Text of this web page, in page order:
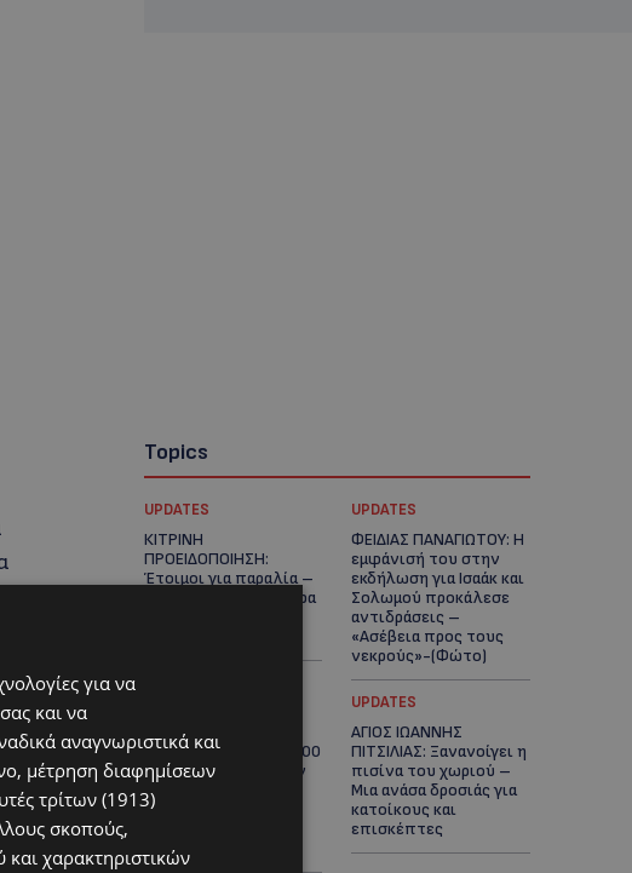
Topics
UPDATES
ΚΙΤΡΙΝΗ
ΠΡΟΕΙΔΟΠΟΙΗΣΗ:
Έτοιμοι για παραλία –
Στους 40°C και σήμερα
UPDATES
ΦΕΙΔΙΑΣ ΠΑΝΑΓΙΩΤΟΥ: Η
εμφάνισή του στην
εκδήλωση για Ισαάκ και
Σολωμού προκάλεσε
αντιδράσεις –
«Ασέβεια προς τους
νεκρούς»-(Φώτο)
ΔΗΜΟΣ ΛΑΤΣΙΩΝ –
ΓΕΡΙΟΥ: Πάνω από 8.000
υπογραφές κατά των
Δομών Ανηλίκων –
Ζητούν γραπτή
Κράτος
UPDATES
ΑΓΙΟΣ ΙΩΑΝΝΗΣ
ΠΙΤΣΙΛΙΑΣ: Ξανανοίγει η
πισίνα του χωριού –
Μια ανάσα δροσιάς για
κατοίκους και
επισκέπτες
για να
και να
αναγνωριστικά και
μέτρηση διαφημίσεων
τρίτων (1913)
σκοπούς,
χαρακτηριστικών